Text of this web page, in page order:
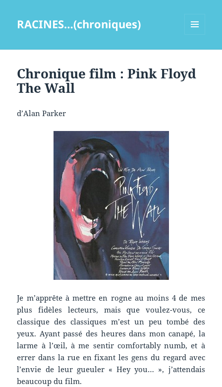
RACINES…(chroniques)
Chronique film : Pink Floyd
The Wall
d’Alan Parker
Je m’apprête à mettre en rogne au moins 4 de mes
plus fidèles lecteurs, mais que voulez-vous, ce
classique des classiques m’est un peu tombé des
yeux. Ayant passé des heures dans mon canapé, la
larme à l’œil, à me sentir comfortably numb, et à
errer dans la rue en fixant les gens du regard avec
l’envie de leur gueuler « Hey you… », j’attendais
beaucoup du film.